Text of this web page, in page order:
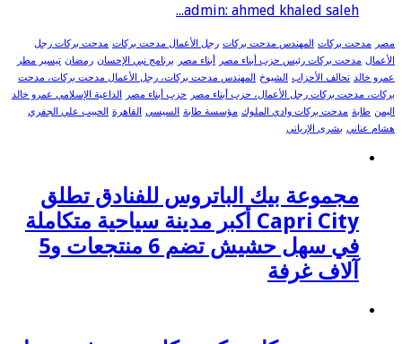
admin: ahmed khaled saleh...
مصر مدحت بركات المهندس مدحت بركات رجل الأعمال مدحت بركات مدحت بركات رجل
الأعمال مدحت بركات رئيس حزب أبناء مصر أبناء مصر برنامج نبي الإحسان رمضان تيسير مطر
عمرو خالد تحالف الأحزاب الشيوخ المهندس مدحت بركات، رجل الأعمال مدحت بركات، مدحت
بركات، مدحت بركات رجل الأعمال، حزب أبناء مصر
حزب أبناء مصر
الداعية الإسلامي عمرو خالد
اليمن طابة مدحت بركات وادي الملوك مؤسسة طابة السيسي القاهرة الحبيب علي الجفري
هشام عناني بشرى الإرياني
مجموعة بيك الباتروس للفنادق تطلق
Capri City أكبر مدينة سياحية متكاملة
في سهل حشيش تضم 6 منتجعات و5
آلاف غرفة